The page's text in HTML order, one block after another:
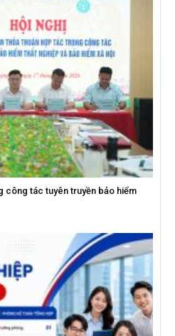
công tác tuyên truyền bảo hiểm